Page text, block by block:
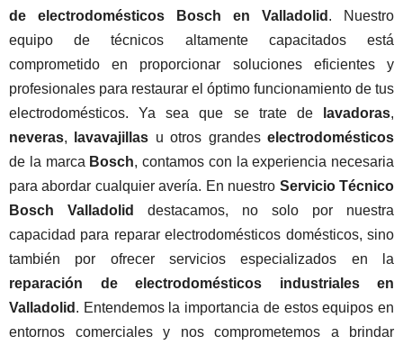
de electrodomésticos Bosch en Valladolid . Nuestro
equipo de técnicos altamente capacitados está
comprometido en proporcionar soluciones eficientes y
profesionales para restaurar el óptimo funcionamiento de tus
electrodomésticos. Ya sea que se trate de
lavadoras,
neveras, lavavajillas u otros grandeselectrodomésticos
de la marca Bosch, contamos con la experiencia necesaria
para abordar cualquier avería. En nuestro Servicio Técnico
Bosch
Valladolid
destacamos, no solo por nuestra
capacidad para reparar electrodomésticos domésticos, sino
también por ofrecer servicios especializados en la
reparación de electrodomésticos industriales
en
Valladolid . Entendemos la importancia de estos equipos en
entornos comerciales y nos comprometemos a brindar